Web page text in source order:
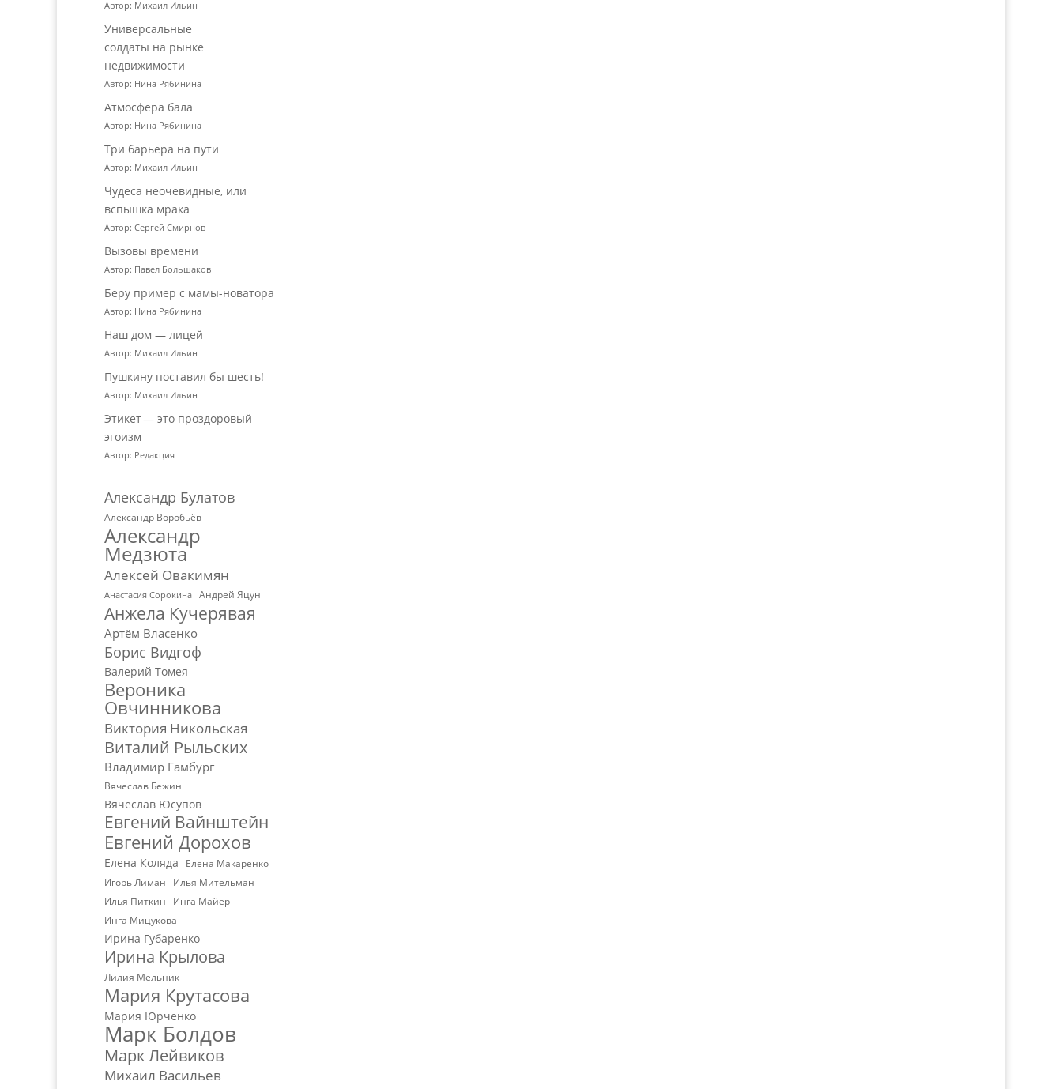
Автор: Михаил Ильин
Универсальные
солдаты на рынке
недвижимости
Автор: Нина Рябинина
Атмосфера бала
Автор: Нина Рябинина
Три барьера на пути
Автор: Михаил Ильин
Чудеса неочевидные, или
вспышка мрака
Автор: Сергей Смирнов
Вызовы времени
Автор: Павел Большаков
Беру пример с мамы-новатора
Автор: Нина Рябинина
Наш дом — лицей
Автор: Михаил Ильин
Пушкину поставил бы шесть!
Автор: Михаил Ильин
Этикет — это проздоровый
эгоизм
Автор: Редакция
Александр Булатов
Александр Воробьёв
Александр
Медзюта
Алексей Овакимян
Анастасия Сорокина Андрей Яцун
Анжела Кучерявая
Артём Власенко
Борис Видгоф
Валерий Томея
Вероника
Овчинникова
Виктория Никольская
Виталий Рыльских
Владимир Гамбург
Вячеслав Бежин
Вячеслав Юсупов
Евгений Вайнштейн
Евгений Дорохов
Елена Коляда
Елена Макаренко
Игорь Лиман
Илья Мительман
Илья Питкин
Инга Майер
Инга Мицукова
Ирина Губаренко
Ирина Крылова
Лилия Мельник
Мария Крутасова
Мария Юрченко
Марк Болдов
Марк Лейвиков
Михаил Васильев